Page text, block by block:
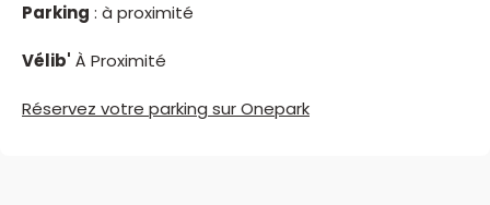
Parking : à proximité
Vélib' À Proximité
Réservez votre parking sur Onepark